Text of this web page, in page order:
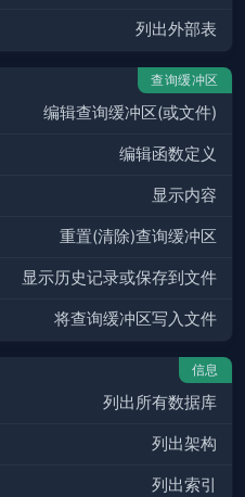
列出外部表
查询缓冲区
编辑查询缓冲区(或文件)
编辑函数定义
显示内容
重置(清除)查询缓冲区
显示历史记录或保存到文件
将查询缓冲区写入文件
信息
列出所有数据库
列出架构
列出索引